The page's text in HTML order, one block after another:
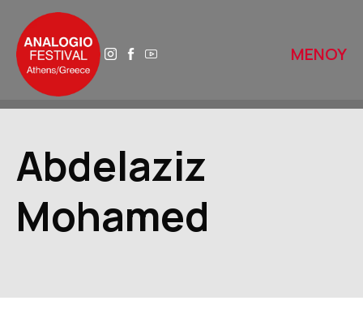
ΑΝΑΛΟΓΙΟ 2025
ΤΟ ΑΝΑΛΟΓΙΟ ΑΥΡΙΟ
ΜΕΝΟΥ
Abdelaziz
Mohamed